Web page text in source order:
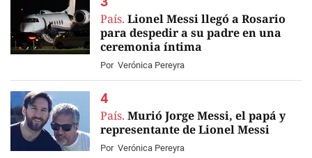
País. Lionel Messi llegó a Rosario
para despedir a su padre en una
ceremonia íntima
Por Verónica Pereyra
País. Murió Jorge Messi, el papá y
representante de Lionel Messi
Por Verónica Pereyra